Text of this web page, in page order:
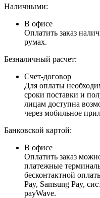
Наличными:
В офисе
Оплатить заказ
румах.
Безналичный расчет:
Счет-договор
Для оплаты
сроки поставки и
лицам доступна
через мобильное
Банковской картой:
В офисе
Оплатить заказ
платежные
бесконтактной
Pay, Samsung Pay,
payWave.